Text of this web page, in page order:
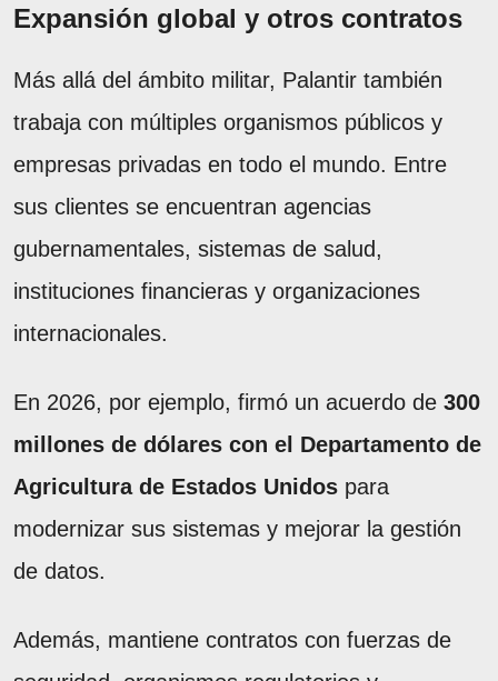
Expansión global y otros contratos
Más allá del ámbito militar, Palantir también
trabaja con múltiples organismos públicos y
empresas privadas en todo el mundo. Entre
sus clientes se encuentran agencias
gubernamentales, sistemas de salud,
instituciones financieras y organizaciones
internacionales.
En 2026, por ejemplo, firmó un acuerdo de 300
millones de dólares con el Departamento de
Agricultura de Estados Unidos para
modernizar sus sistemas y mejorar la gestión
de datos.
Además, mantiene contratos con fuerzas de